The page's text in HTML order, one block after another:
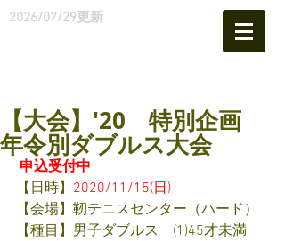
2026/07/29更新
【大会】'20 特別企画
年令別ダブルス大会
申込受付中
【日時】 2020/11/15(日)
【会場】靭テニスセンター（ハード）
【種目】男子ダブルス　(1)45才未満